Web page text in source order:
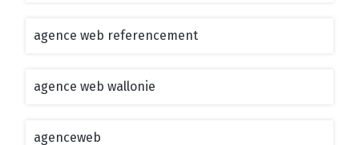
agence web referencement
agence web wallonie
agenceweb